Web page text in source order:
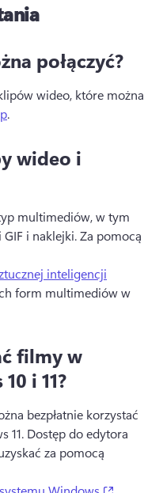
połączyć?
wideo, które można
.
wideo i
multimediów, w tym
i naklejki. Za pomocą
inteligencji
form multimediów w
filmy w
i 11?
bezpłatnie korzystać
11. Dostęp do edytora
za pomocą